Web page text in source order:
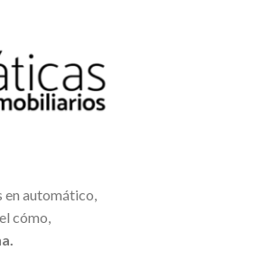
automático,
cómo,